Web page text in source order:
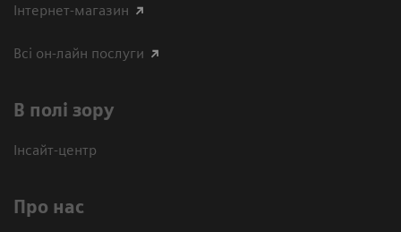
Інтернет-магазин
Всі он-лайн послуги
В полі зору
Інсайт-центр
Про нас